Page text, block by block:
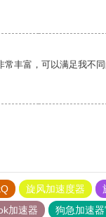
丰富，可以满足我不同
旋风加速度器
加速器
狗急加速